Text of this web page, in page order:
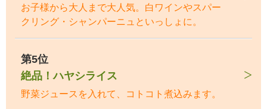
お子様から大人まで大人気。白ワインやスパー
クリング・シャンパーニュといっしょに。
第5位
絶品！ハヤシライス
野菜ジュースを入れて、コトコト煮込みます。